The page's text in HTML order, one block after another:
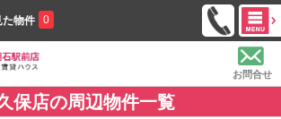
た物件 0
お問合せ
保店の周辺物件一覧